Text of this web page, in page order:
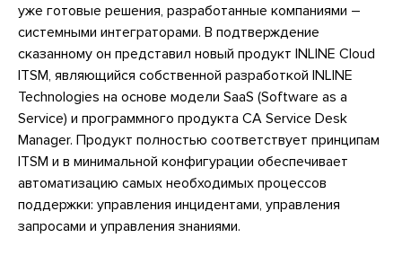
уже готовые решения, разработанные компаниями –
системными интеграторами. В подтверждение
сказанному он представил новый продукт INLINE Cloud
ITSM, являющийся собственной разработкой INLINE
Technologies на основе модели SaaS (Software as a
Service) и программного продукта CA Service Desk
Manager. Продукт полностью соответствует принципам
ITSM и в минимальной конфигурации обеспечивает
автоматизацию самых необходимых процессов
поддержки: управления инцидентами, управления
запросами и управления знаниями.